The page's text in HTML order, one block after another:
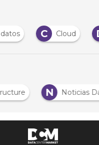
D data center
infrastructure N